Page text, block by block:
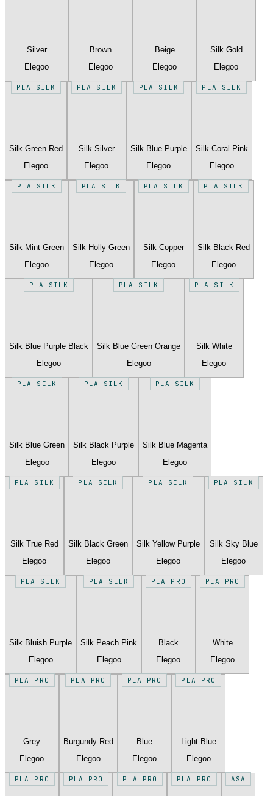
Silver
Elegoo
Brown
Elegoo
Beige
Elegoo
Silk Gold
Elegoo
PLA SILK
Silk Green Red
Elegoo
PLA SILK
Silk Silver
Elegoo
PLA SILK
Silk Blue Purple
Elegoo
PLA SILK
Silk Coral Pink
Elegoo
PLA SILK
Silk Mint Green
Elegoo
PLA SILK
Silk Holly Green
Elegoo
PLA SILK
Silk Copper
Elegoo
PLA SILK
Silk Black Red
Elegoo
PLA SILK
Silk Blue Purple Black
Elegoo
PLA SILK
Silk Blue Green Orange
Elegoo
PLA SILK
Silk White
Elegoo
PLA SILK
Silk Blue Green
Elegoo
PLA SILK
Silk Black Purple
Elegoo
PLA SILK
Silk Blue Magenta
Elegoo
PLA SILK
Silk True Red
Elegoo
PLA SILK
Silk Black Green
Elegoo
PLA SILK
Silk Yellow Purple
Elegoo
PLA SILK
Silk Sky Blue
Elegoo
PLA SILK
Silk Bluish Purple
Elegoo
PLA SILK
Silk Peach Pink
Elegoo
PLA PRO
Black
Elegoo
PLA PRO
White
Elegoo
PLA PRO
Grey
Elegoo
PLA PRO
Burgundy Red
Elegoo
PLA PRO
Blue
Elegoo
PLA PRO
Light Blue
Elegoo
PLA PRO PLA PRO PLA PRO PLA PRO ASA